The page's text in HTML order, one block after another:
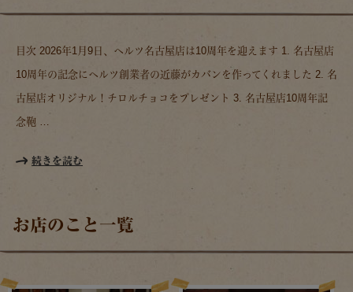
目次 2026年1月9日、ヘルツ名古屋店は10周年を迎えます 1. 名古屋店
10周年の記念にヘルツ創業者の近藤がカバンを作ってくれました 2. 名
古屋店オリジナル！チロルチョコをプレゼント 3. 名古屋店10周年記
念鞄 …
続きを読む
お店のこと一覧